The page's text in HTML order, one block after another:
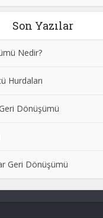
Son Yazılar
Nedir?
Hurdaları
Dönüşümü
Geri Dönüşümü